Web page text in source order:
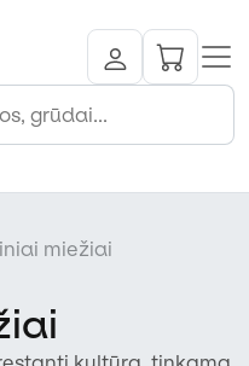
miežiai